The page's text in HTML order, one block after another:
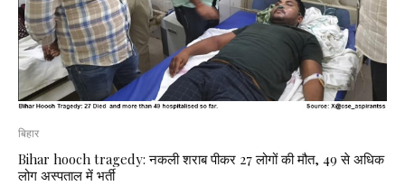
बिहार
Bihar hooch tragedy: नकली शराब पीकर 27 लोगों की मौत, 49 से अधिक
लोग अस्पताल में भर्ती